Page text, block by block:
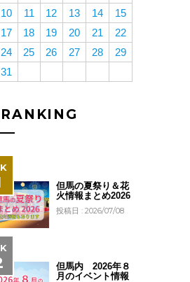
10 11 12 13 14
15
17 18 19 20 21
22
24 25 26 27 28
29
31
RANKING
但馬の夏祭り＆花
火情報まとめ2026
投稿日 : 2026/07/08
但馬内 2026年８
月のイベント情報